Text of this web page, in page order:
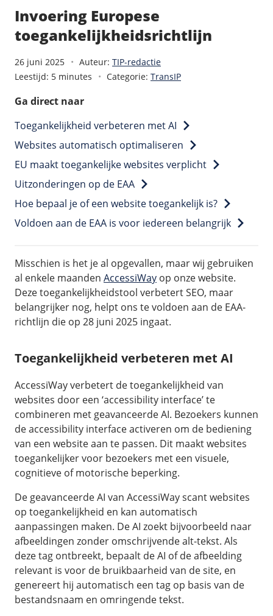
/Security & Compliance
Digitale toegankelijkheid
Verhuishulp
GDPR Protect
Orchestration
Software
Linux Server
Windows Server
Microsoft Essentials
Plesk
cPanel
DirectAdmin
OpenClaw
/Networking
HA-IP
Load Balancer
VPS-Firewall
/ Storage
Acronis Cyber Protect
Block Storage
Weekly Backups
Snapshots
/Overig
API
Fast Installs
Netwerk
Infrastructuur
Public Cloud
Network
Load balancing
Bring Your Own IP
Dedicated IP Subnet
/Volumes
Volume storage
Volume backups
Encrypted volumes
Prijsoverzicht
Secret management
STACK - online opslag
Acronis Cyber Protect
/Add-ons
AccessiWay - toegankelijkheid
Social Media Hub
iubenda - compliancy
Billdu - facturatieapp
Patchman
Websitebouwer
/TransIP
Ons verhaal
Legal & security
Contact
Overig
Controlepaneel
Invoering Europese
toegankelijkheidsrichtlijn
26 juni 2025 Auteur: TIP-redactie
Leestijd: 5 minutes
Categorie: TransIP
Ga direct naar
Toegankelijkheid verbeteren met AI
Websites automatisch optimaliseren
EU maakt toegankelijke websites verplicht
Uitzonderingen op de EAA
Hoe bepaal je of een website toegankelijk is?
Voldoen aan de EAA is voor iedereen belangrijk
Misschien is het je al opgevallen, maar wij gebruiken
al enkele maanden AccessiWay op onze website.
Deze toegankelijkheidstool verbetert SEO, maar
belangrijker nog, helpt ons te voldoen aan de EAA-
richtlijn die op 28 juni 2025 ingaat.
Toegankelijkheid verbeteren met AI
AccessiWay verbetert de toegankelijkheid van
websites door een ‘accessibility interface’ te
combineren met geavanceerde AI. Bezoekers kunnen
de accessibility interface activeren om de bediening
van een website aan te passen. Dit maakt websites
toegankelijker voor bezoekers met een visuele,
cognitieve of motorische beperking.
De geavanceerde AI van AccessiWay scant websites
op toegankelijkheid en kan automatisch
aanpassingen maken. De AI zoekt bijvoorbeeld naar
afbeeldingen zonder omschrijvende alt-tekst. Als
deze tag ontbreekt, bepaalt de AI of de afbeelding
relevant is voor de bruikbaarheid van de site, en
genereert hij automatisch een tag op basis van de
bestandsnaam en omringende tekst.